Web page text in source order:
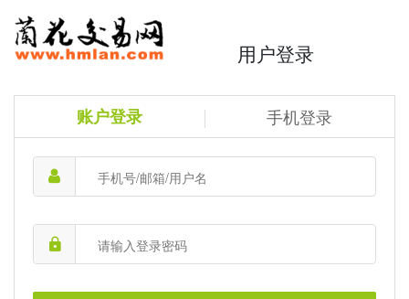
用户登录
账户登录 手机登录